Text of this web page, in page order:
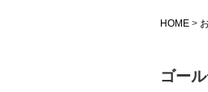
HOME >
ゴー